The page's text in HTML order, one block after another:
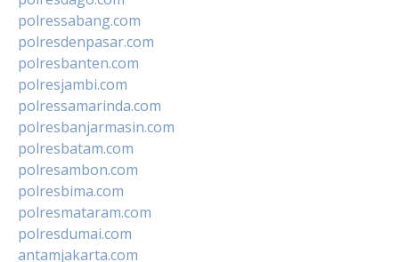
polressabang.com
polresdenpasar.com
polresbanten.com
polresjambi.com
polressamarinda.com
polresbanjarmasin.com
polresbatam.com
polresambon.com
polresbima.com
polresmataram.com
polresdumai.com
antamjakarta.com